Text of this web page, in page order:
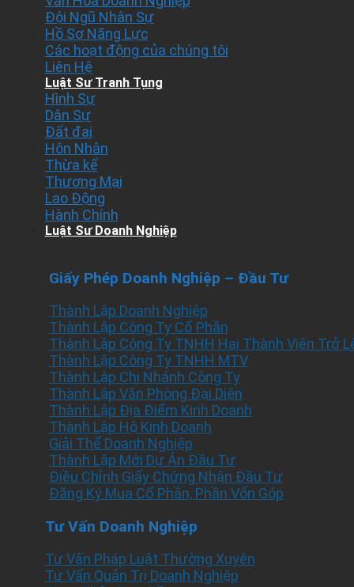
Đội Ngũ Nhân Sự
Hồ Sơ Năng Lực
Các hoạt động của chúng tôi
Liên Hệ
Luật Sư Tranh Tụng
Hình Sự
Dân Sự
Đất đai
Hôn Nhân
Thừa kế
Thương Mại
Lao Động
Hành Chính
Luật Sư Doanh Nghiệp
Giấy Phép Doanh Nghiệp – Đầu Tư
Thành Lập Doanh Nghiệp
Thành Lập Công Ty Cổ Phần
Thành Lập Công Ty TNHH Hai Thành Viên Trở
Thành Lập Công Ty TNHH MTV
Thành Lập Chi Nhánh Công Ty
Thành Lập Văn Phòng Đại Diện
Thành Lập Địa Điểm Kinh Doanh
Thành Lập Hộ Kinh Doanh
Giải Thể Doanh Nghiệp
Thành Lập Mới Dự Án Đầu Tư
Điều Chỉnh Giấy Chứng Nhận Đầu Tư
Đăng Ký Mua Cổ Phần, Phần Vốn Góp
Tư Vấn Doanh Nghiệp
Tư Vấn Pháp Luật Thường Xuyên
Tư Vấn Quản Trị Doanh Nghiệp